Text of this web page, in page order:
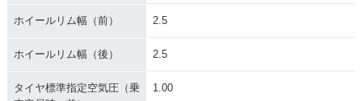
ホイールリム幅（前） 2.5
ホイールリム幅（後） 2.5
タイヤ標準指定空気圧（乗
1.00